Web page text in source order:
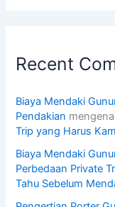
Recent
Biaya Mendaki
Pendakian
Trip yang Harus
Biaya Mendaki
Perbedaan Private
Tahu Sebelum